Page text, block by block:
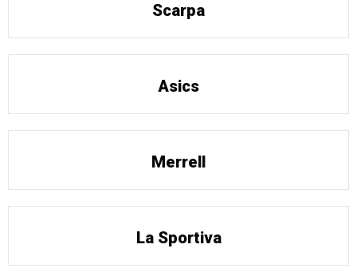
Scarpa
Asics
Merrell
La Sportiva